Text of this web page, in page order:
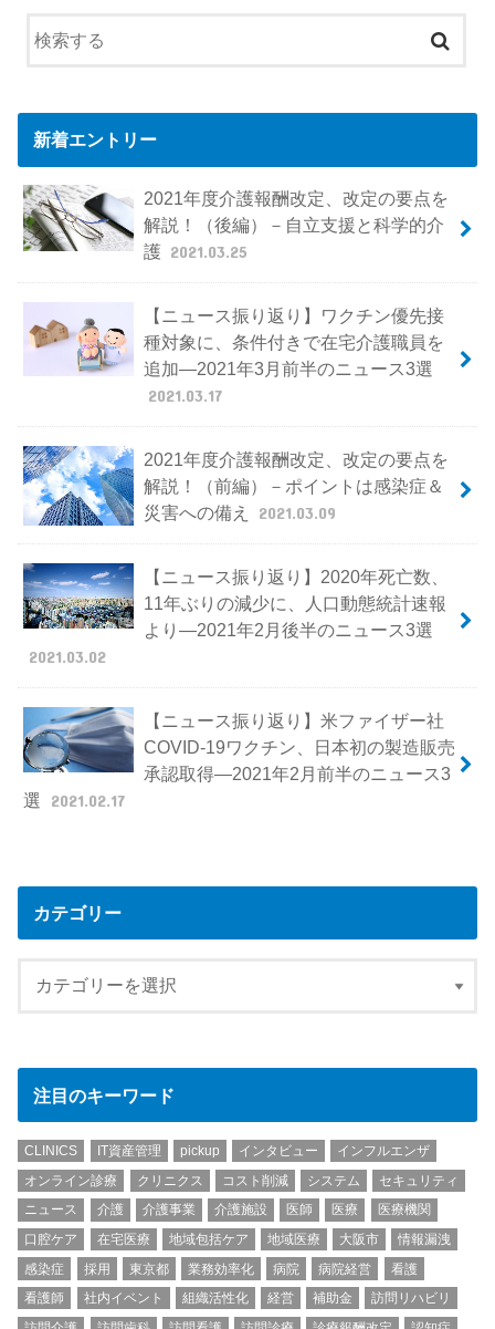
新着エントリー
2021年度介護報酬改定、改定の要点を
解説！（後編）－自立支援と科学的介
護 2021.03.25
【ニュース振り返り】ワクチン優先接
種対象に、条件付きで在宅介護職員を
追加―2021年3月前半のニュース3選
2021.03.17
2021年度介護報酬改定、改定の要点を
解説！（前編）－ポイントは感染症＆
災害への備え
2021.03.09
【ニュース振り返り】2020年死亡数、
11年ぶりの減少に、人口動態統計速報
より―2021年2月後半のニュース3選
2021.03.02
【ニュース振り返り】米ファイザー社
COVID-19ワクチン、日本初の製造販売
承認取得―2021年2月前半のニュース3
選
2021.02.17
カテゴリー
注目のキーワード
CLINICS IT資産管理 pickup インタビュー
インフルエンザ
オンライン診療
クリニクス コスト削減 システム
セキュリティ
ニュース
介護 介護事業 介護施設 医師 医療
医療機関
口腔ケア
在宅医療 地域包括ケア 地域医療 大阪市
情報漏洩
感染症
採用 東京都 業務効率化 病院 病院経営
看護
看護師
社内イベント 組織活性化 経営 補助金
訪問リハビリ